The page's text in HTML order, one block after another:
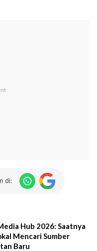
di:
Hub 2026: Saatnya
Mencari Sumber
Baru